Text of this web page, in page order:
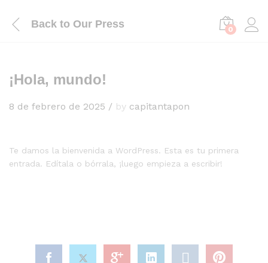
Back to Our Press 0
¡Hola, mundo!
8 de febrero de 2025 / by capitantapon
Te damos la bienvenida a WordPress. Esta es tu primera
entrada. Edítala o bórrala, ¡luego empieza a escribir!